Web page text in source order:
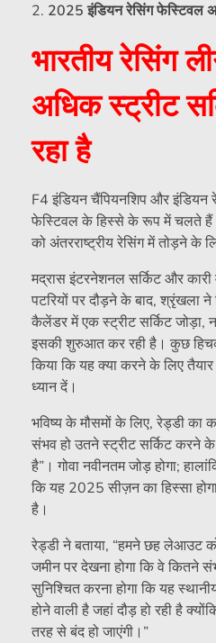
2025 इंडियन रेसिंग फेस्टिवल
भारतीय रेसिंग
अधिक स्ट्रीट
रहा है
F4 इंडियन चैंपियनशिप और इंडियन
फेस्टिवल के हिस्से के रूप में चलते हैं।
को अंतरराष्ट्रीय रेसिंग में तोड़ने के
मद्रास इंटरनेशनल सर्किट और कारी
पटरियों पर दौड़ने के बाद, श्रृंखला
कैलेंडर में एक स्ट्रीट सर्किट
इसकी शुरुआत कर रही है। कुछ
किया कि यह क्या करने के लिए तैयार
ध्यान दें।
भविष्य के मौसमों के लिए, रेड्डी का
संभव हो उतने स्ट्रीट सर्किट करने
है”। गोवा नवीनतम जोड़ होगा;
कि यह 2025 सीज़न का हिस्सा
है।
रेड्डी ने बताया, “हमने छह लेआउट
जमीन पर देखना होगा कि वे कितने
सुनिश्चित करना होगा कि यह
होने वाली है जहां दौड़ हो रही है
तरह से बंद हो जाएंगी।”